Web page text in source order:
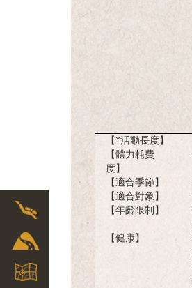
【*活動長度】
【體力耗費
度】
【適合季節】
【適合對象】
【年齡限制】
【健康】